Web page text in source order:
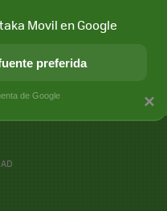
APLICACIONES
×
Movil en Google
preferida
de Google